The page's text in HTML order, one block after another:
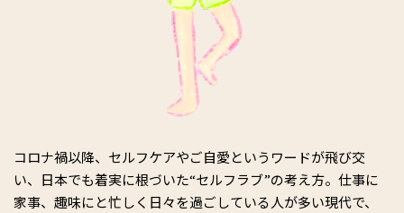
コロナ禍以降、セルフケアやご自愛というワードが飛び交
い、日本でも着実に根づいた“セルフラブ”の考え方。仕事に
家事、趣味にと忙しく日々を過ごしている人が多い現代で、